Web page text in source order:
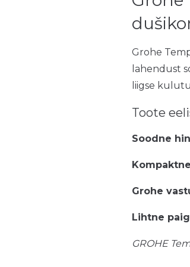
Grohe
lahendust
liigse
Toote
Soodne
Grohe
Lihtne
GROHE